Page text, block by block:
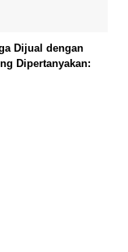
Dijual dengan
Dipertanyakan: